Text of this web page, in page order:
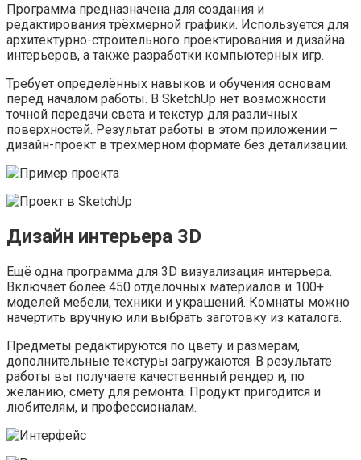
Программа предназначена для создания и
редактирования трёхмерной графики. Используется для
архитектурно-строительного проектирования и дизайна
интерьеров, а также разработки компьютерных игр.
Требует определённых навыков и обучения основам
перед началом работы. В SketchUp нет возможности
точной передачи света и текстур для различных
поверхностей. Результат работы в этом приложении –
дизайн-проект в трёхмерном формате без детализации.
Дизайн интерьера 3D
Ещё одна программа для 3D визуализация интерьера.
Включает более 450 отделочных материалов и 100+
моделей мебели, техники и украшений. Комнаты можно
начертить вручную или выбрать заготовку из каталога.
Предметы редактируются по цвету и размерам,
дополнительные текстуры загружаются. В результате
работы вы получаете качественный рендер и, по
желанию, смету для ремонта. Продукт пригодится и
любителям, и профессионалам.